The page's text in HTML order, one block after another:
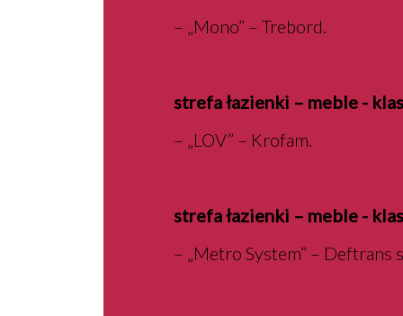
– „Mono” – Trebord.
strefa łazienki – meble -
– „LOV” – Krofam.
strefa łazienki – meble -
– „Metro System” – Deftrans